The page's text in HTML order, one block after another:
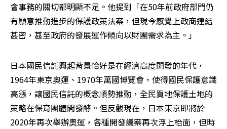
會事務的關切都明顯不足。他提到「在50年前政府部門仍
有願意推動進步的保護政策法案，但現今感覺上政商連結
甚密，甚至政府的發展運作傾向以財團需求為主。」
日本國民信託興起背景恰好是在經濟高度開發的年代，
1964年東京奧運、1970年萬國博覽會，使得國民保護意識
高漲，讓國民信託的概念順勢推動，全民買地保護土地的
策略在保育團體間發酵。但反觀現在，日本東京即將於
2020年再次舉辦奧運，各種開發議案再次浮上枱面，但時